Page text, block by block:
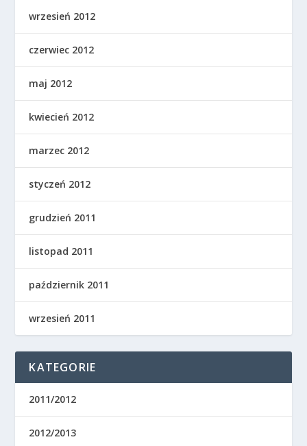
wrzesień 2012
czerwiec 2012
maj 2012
kwiecień 2012
marzec 2012
styczeń 2012
grudzień 2011
listopad 2011
październik 2011
wrzesień 2011
KATEGORIE
2011/2012
2012/2013